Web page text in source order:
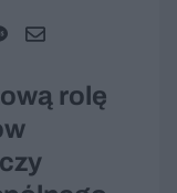
rolę